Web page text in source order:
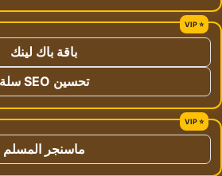
باقة باك لينك
تحسين SEO سلة
ماسنجر المسلم